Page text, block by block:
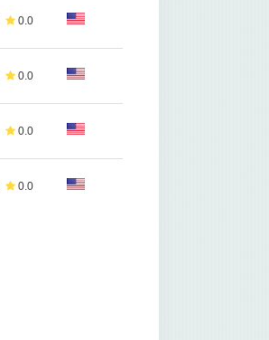
0.0
0.0
0.0
0.0